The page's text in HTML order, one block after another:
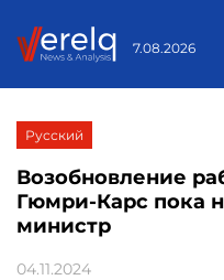
7.08.2026
Русский
Возобновление
Гюмри-Карс пока
министр
04.11.2024